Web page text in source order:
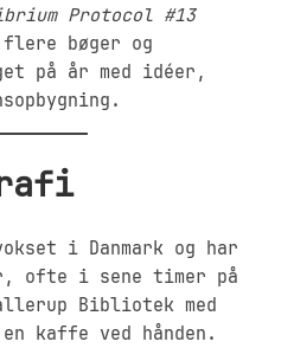
Protocol #13
bøger og
på år med idéer,
i Danmark og har
ofte i sene timer på
Bibliotek med
kaffe ved hånden.